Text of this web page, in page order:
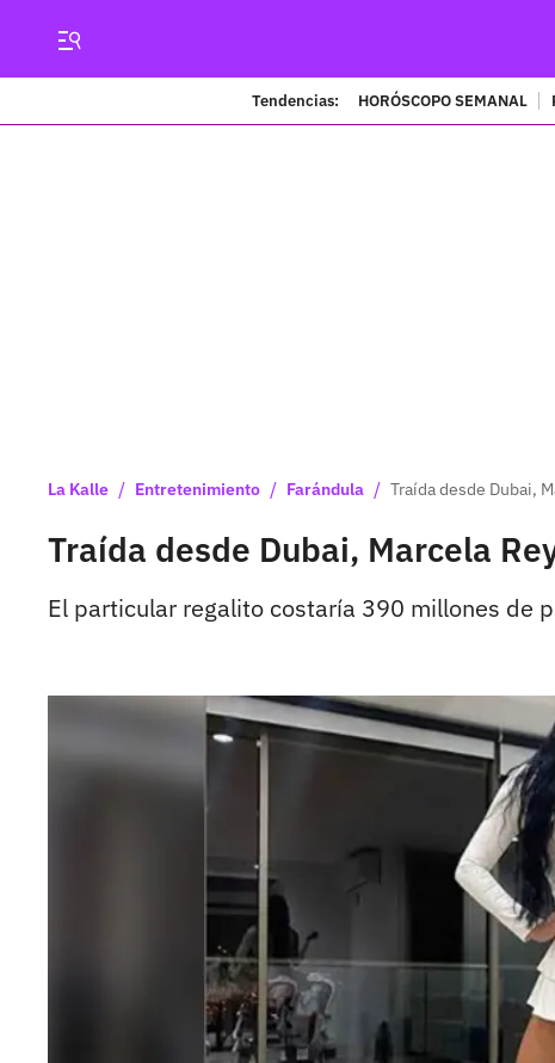
Tendencias: HORÓSCOPO SEMANAL
La Kalle / Entretenimiento / Farándula / Traída desde Dubai,
Traída desde Dubai, Marcela
El particular regalito costaría 390 millones de